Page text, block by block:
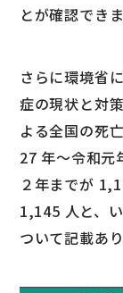
とが確認できま
さらに環境省
症の現状と対
よる全国の死
27 年～令和元
２年までが
1,145 人と、
ついて記載あり